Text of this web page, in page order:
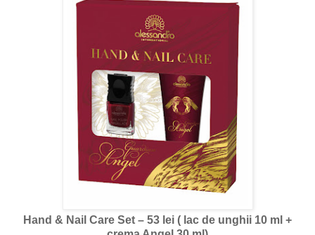
Hand & Nail Care Set – 53 lei ( lac de unghii 10 ml +